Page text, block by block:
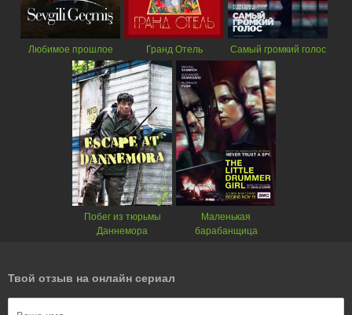
Любимое прошлое Гранд Отель Самый громкий голос
Побег из тюрьмы
Даннемора
Маленькая
барабанщица
Твой отзыв на онлайн сериал